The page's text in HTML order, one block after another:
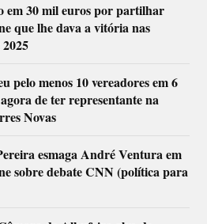
em 30 mil euros por partilhar
que lhe dava a vitória nas
pelo menos 10 vereadores em 6
de ter representante na
Novas
esmaga André Ventura em
sobre debate CNN (política para